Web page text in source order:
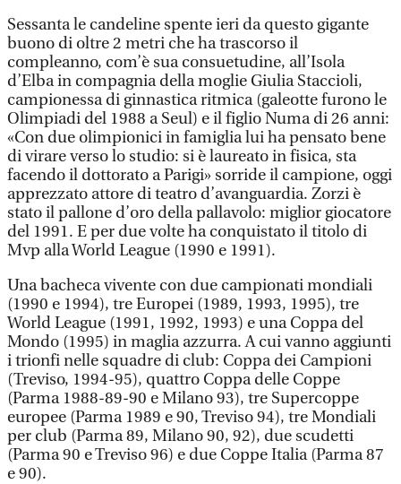
Sessanta le candeline spente ieri da questo gigante
buono di oltre 2 metri che ha trascorso il
compleanno, com’è sua consuetudine, all’Isola
d’Elba in compagnia della moglie Giulia Staccioli,
campionessa di ginnastica ritmica (galeotte furono le
Olimpiadi del 1988 a Seul) e il figlio Numa di 26 anni:
«Con due olimpionici in famiglia lui ha pensato bene
di virare verso lo studio: si è laureato in fisica, sta
facendo il dottorato a Parigi» sorride il campione, oggi
apprezzato attore di teatro d’avanguardia. Zorzi è
stato il pallone d’oro della pallavolo: miglior giocatore
del 1991. E per due volte ha conquistato il titolo di
Mvp alla World League (1990 e 1991).
Una bacheca vivente con due campionati mondiali
(1990 e 1994), tre Europei (1989, 1993, 1995), tre
World League (1991, 1992, 1993) e una Coppa del
Mondo (1995) in maglia azzurra. A cui vanno aggiunti
i trionfi nelle squadre di club: Coppa dei Campioni
(Treviso, 1994-95), quattro Coppa delle Coppe
(Parma 1988-89-90 e Milano 93), tre Supercoppe
europee (Parma 1989 e 90, Treviso 94), tre Mondiali
per club (Parma 89, Milano 90, 92), due scudetti
(Parma 90 e Treviso 96) e due Coppe Italia (Parma 87
e 90).